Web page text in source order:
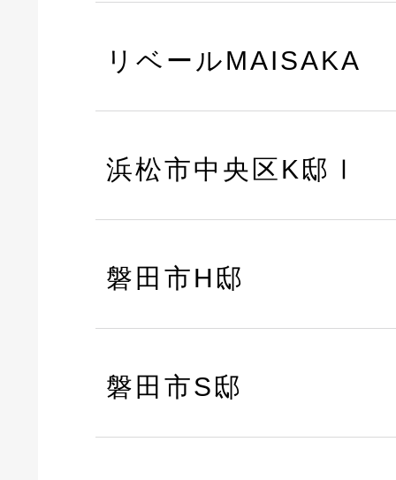
リベールMAISAKA
浜松市中央区K邸Ⅰ
磐田市H邸
磐田市S邸